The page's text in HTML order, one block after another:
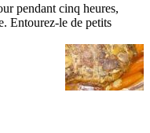
pendant cinq heures,
Entourez-le de petits